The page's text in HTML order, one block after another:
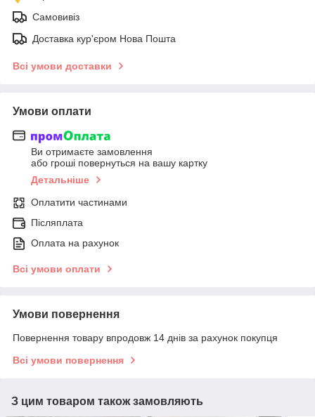
Самовивіз
Доставка кур'єром Нова Пошта
Всі умови доставки
Умови оплати
Ви отримаєте замовлення
або гроші повернуться на вашу картку
Детальніше
Оплатити частинами
Післяплата
Оплата на рахунок
Всі умови оплати
Умови повернення
Повернення товару впродовж 14 днів за рахунок покупця
Всі умови повернення
З цим товаром також замовляють